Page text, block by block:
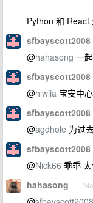
Python 和 React
sfbayscott2008
@hahasong 一
sfbayscott2008
@hlwjia 宝安中心
sfbayscott2008
@agdhole 为过
sfbayscott2008
@Nick66 乖乖
hahasong